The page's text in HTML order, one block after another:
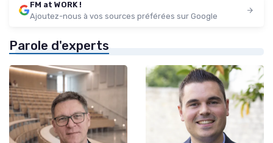
FM at WORK !
Ajoutez-nous à vos sources préférées sur Google
Parole d'experts